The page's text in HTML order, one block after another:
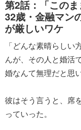
第2話：「このま
32歳・金融マン
が厳しいワケ
「どんな素晴らし
んが、その人と婚活
婚なんて無理だと思
彼はそう言うと、席
っていった。